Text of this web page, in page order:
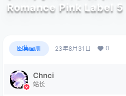
Romance Pink Label 5
图集画册 23年8月31日 0
Chnci
站长